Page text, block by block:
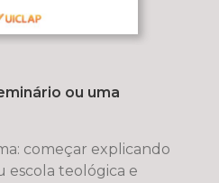
ou uma
começar explicando
escola teológica e